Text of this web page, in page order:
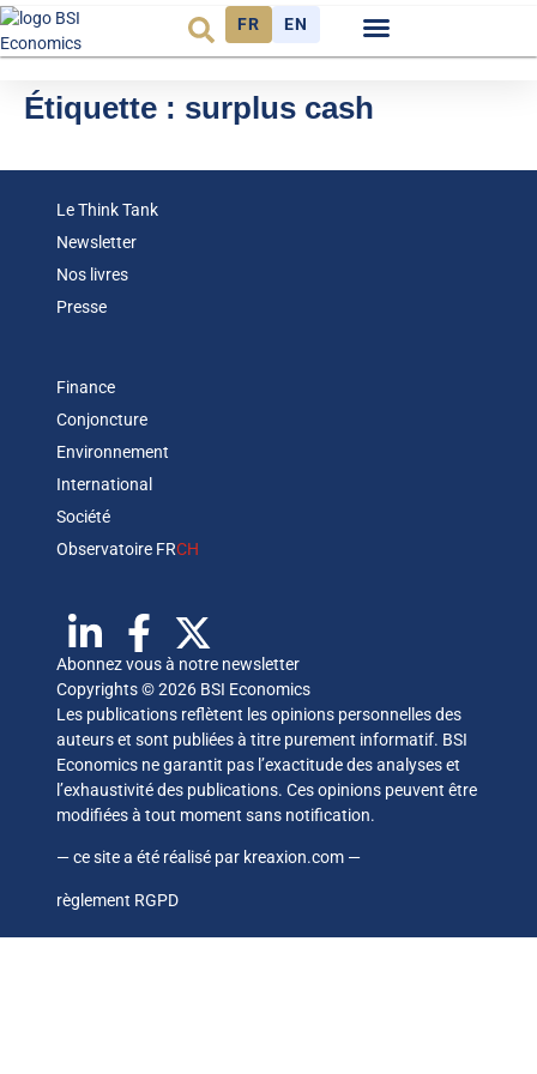
FR EN
Étiquette : surplus cash
Le Think Tank
Newsletter
Nos livres
Presse
Finance
Conjoncture
Environnement
International
Société
Observatoire FRCH
Abonnez vous à notre newsletter
Copyrights © 2026 BSI Economics
Les publications reflètent les opinions personnelles des
auteurs et sont publiées à titre purement informatif. BSI
Economics ne garantit pas l’exactitude des analyses et
l’exhaustivité des publications. Ces opinions peuvent être
modifiées à tout moment sans notification.
— ce site a été réalisé par kreaxion.com —
règlement RGPD